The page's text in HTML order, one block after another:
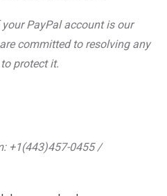
PayPal account is our
committed to resolving any
protect it.
+1(443)457-0455 /